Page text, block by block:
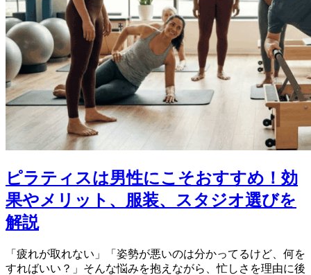
ピラティスは男性にこそおすすめ！効
果やメリット、服装、スタジオ選びを
解説
「疲れが取れない」「姿勢が悪いのは分かってるけど、何を
すればいい？」そんな悩みを抱えながら、忙しさを理由に後